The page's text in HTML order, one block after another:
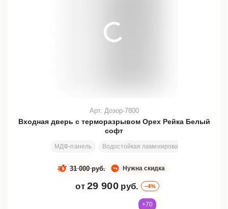
Входная дверь с терморазрывом Орех Рейка Белый
софт
МДФ-панель Водостойкая ламинированная плита +
Арт. Дозор-7800
Нужна скидка
31 000 руб.
от 29 900 руб. –4%
+70